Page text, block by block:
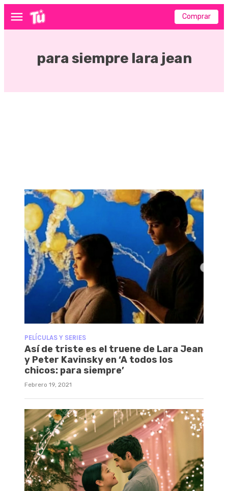
Menú Comprar
para siempre lara jean
PELÍCULAS Y SERIES
Así de triste es el truene de Lara Jean
y Peter Kavinsky en ‘A todos los
chicos: para siempre’
Febrero 19, 2021